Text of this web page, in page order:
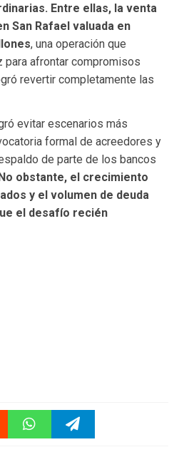
Entre ellas, la venta
San Rafael valuada en
, una operación que
afrontar compromisos
revertir completamente las
evitar escenarios más
formal de acreedores y
de parte de los bancos
obstante, el crecimiento
y el volumen de deuda
el desafío recién